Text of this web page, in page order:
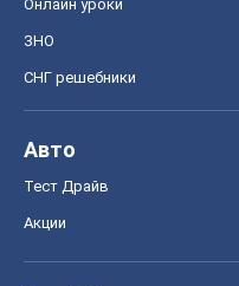
Онлайн уроки
ЗНО
СНГ решебники
Авто
Тест Драйв
Акции